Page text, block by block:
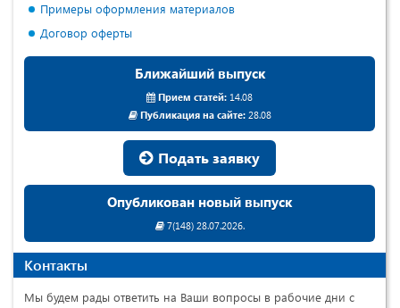
Примеры оформления материалов
Договор оферты
Ближайший выпуск
Прием статей: 14.08
Публикация на сайте:28.08
Подать заявку
Опубликован новый выпуск
7(148) 28.07.2026.
Контакты
Мы будем рады ответить на Ваши вопросы в рабочие дни с